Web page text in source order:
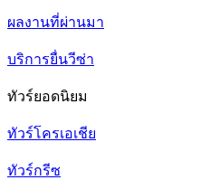
ผลงานที่ผ่านมา
บริการยื่นวีซ่า
ทัวร์ยอดนิยม
ทัวร์โครเอเชีย
ทัวร์กรีซ